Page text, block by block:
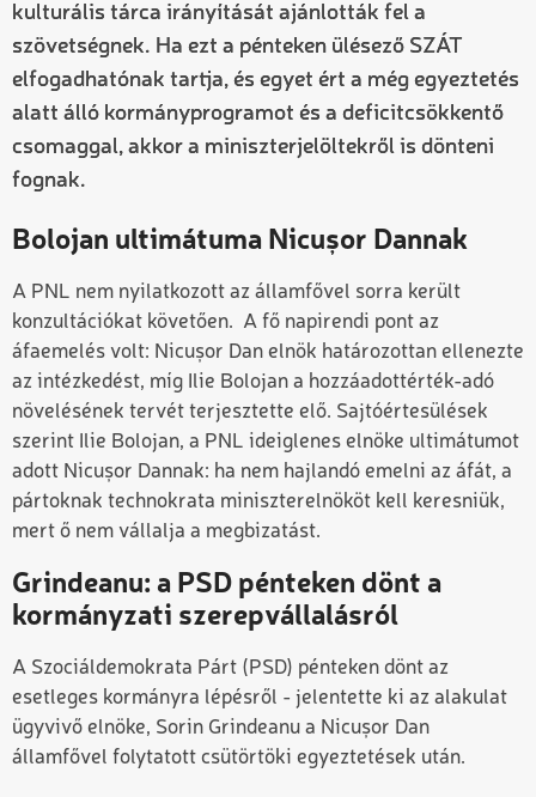
kulturális tárca irányítását ajánlották fel a
szövetségnek. Ha ezt a pénteken ülésező SZÁT
elfogadhatónak tartja, és egyet ért a még egyeztetés
alatt álló kormányprogramot és a deficitcsökkentő
csomaggal, akkor a miniszterjelöltekről is dönteni
fognak.
Bolojan ultimátuma Nicușor Dannak
A PNL nem nyilatkozott az államfővel sorra került
konzultációkat követően. A fő napirendi pont az
áfaemelés volt: Nicușor Dan elnök határozottan ellenezte
az intézkedést, míg Ilie Bolojan a hozzáadottérték-adó
növelésének tervét terjesztette elő. Sajtóértesülések
szerint Ilie Bolojan, a PNL ideiglenes elnöke ultimátumot
adott Nicușor Dannak: ha nem hajlandó emelni az áfát, a
pártoknak technokrata miniszterelnököt kell keresniük,
mert ő nem vállalja a megbizatást.
Grindeanu: a PSD pénteken dönt a
kormányzati szerepvállalásról
A Szociáldemokrata Párt (PSD) pénteken dönt az
esetleges kormányra lépésről - jelentette ki az alakulat
ügyvivő elnöke, Sorin Grindeanu a Nicușor Dan
államfővel folytatott csütörtöki egyeztetések után.